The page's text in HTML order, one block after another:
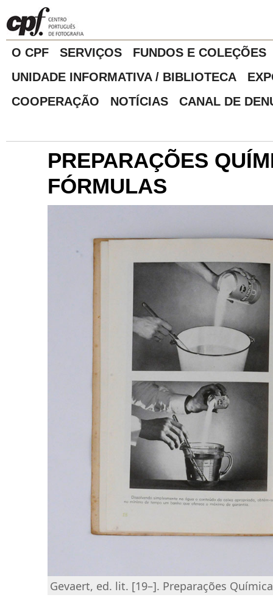
O CPF SERVIÇOS
FUNDOS E COLEÇÕES
UNIDADE INFORMATIVA / BIBLIOTECA
COOPERAÇÃO
NOTÍCIAS CANAL DE
PREPARAÇÕES
FÓRMULAS
Gevaert, ed. lit. [19–]. Preparações